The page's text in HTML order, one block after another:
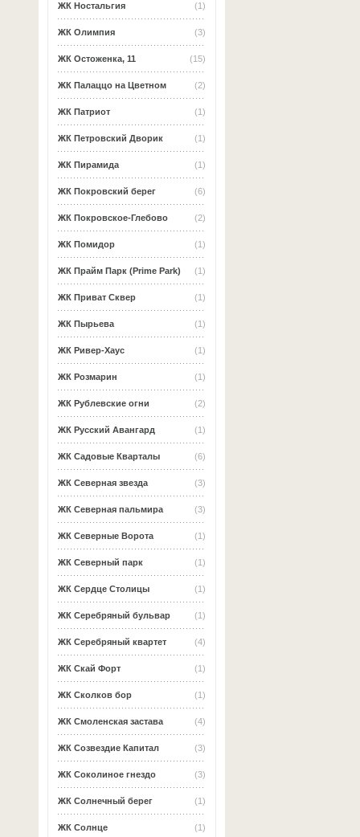
(1)
ЖК Ностальгия
(3)
ЖК Олимпия
(15)
ЖК Остоженка, 11
(2)
ЖК Палаццо на Цветном
(1)
ЖК Патриот
(1)
ЖК Петровский Дворик
(1)
ЖК Пирамида
(6)
ЖК Покровский берег
(2)
ЖК Покровское-Глебово
(1)
ЖК Помидор
(1)
ЖК Прайм Парк (Prime Park)
(1)
ЖК Приват Сквер
(1)
ЖК Пырьева
(1)
ЖК Ривер-Хаус
(1)
ЖК Розмарин
(2)
ЖК Рублевские огни
(1)
ЖК Русский Авангард
(6)
ЖК Садовые Кварталы
(3)
ЖК Северная звезда
(3)
ЖК Северная пальмира
(1)
ЖК Северные Ворота
(1)
ЖК Северный парк
(1)
ЖК Сердце Столицы
(1)
ЖК Серебряный бульвар
(4)
ЖК Серебряный квартет
(1)
ЖК Скай Форт
(1)
ЖК Сколков бор
(4)
ЖК Смоленская застава
(3)
ЖК Созвездие Капитал
(3)
ЖК Соколиное гнездо
(1)
ЖК Солнечный берег
(1)
ЖК Солнце